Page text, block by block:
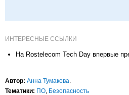
ИНТЕРЕСНЫЕ ССЫЛКИ
На Rostelecom Tech Day впервые
Автор: Анна Тумакова.
Тематики: ПО, Безопасность